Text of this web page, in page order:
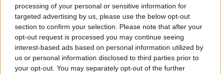
processing of your personal or sensitive information for
targeted advertising by us, please use the below opt-out
section to confirm your selection. Please note that after your
opt-out request is processed you may continue seeing
interest-based ads based on personal information utilized by
us or personal information disclosed to third parties prior to
your opt-out. You may separately opt-out of the further
260 000 pints. Så mycket öl ska Camden Town ge bort av sin nya
pale ale för att stötta brittiska pubar.